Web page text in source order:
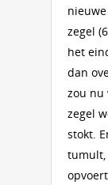
zegel
het
dan
zou nu
zegel
stokt.
tumult,